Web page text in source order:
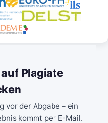
Plagiate
vor der Abgabe – ein
kommt per E-Mail.